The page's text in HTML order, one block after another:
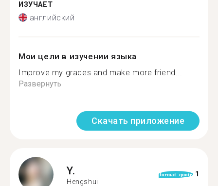
ИЗУЧАЕТ
английский
Мои цели в изучении языка
Improve my grades and make more friend...
Развернуть
Скачать приложение
Y.
Hengshui
format_quote 1